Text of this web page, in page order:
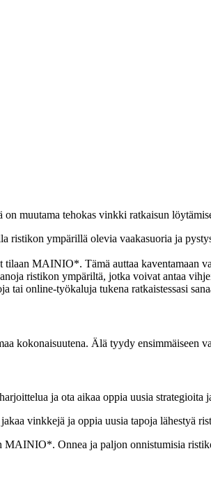
muutama tehokas vinkki ratkaisun
ristikon ympärillä olevia vaakasuoria ja
MAINIO*. Tämä auttaa kaventamaan
ristikon ympäriltä, jotka voivat antaa
tai online-työkaluja tukena ratkaistessasi
kokonaisuutena. Älä tyydy
ja ota aikaa oppia uusia
vinkkejä ja oppia uusia tapoja lähestyä
Onnea ja paljon onnistumisia